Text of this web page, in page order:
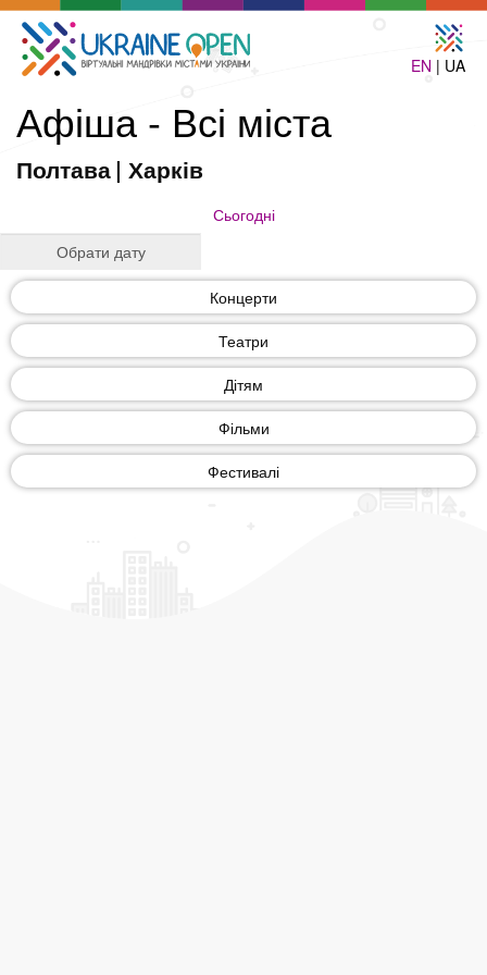
EN | UA
Афіша - Всі міста
Полтава| Харків
Сьогодні
Концерти
Театри
Дітям
Фільми
Фестивалі